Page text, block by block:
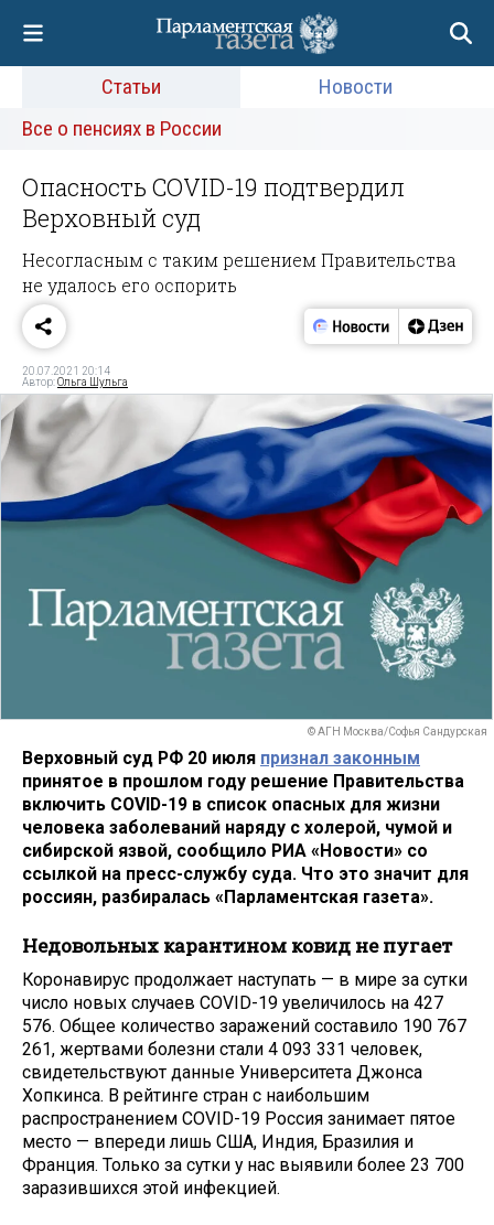
Статьи
Новости
Все о пенсиях в России
Опасность COVID-19 подтвердил
Верховный суд
Несогласным с таким решением Правительства
не удалось его оспорить
20.07.2021 20:14
Автор:Ольга Шульга
© АГН Москва/Софья Сандурская
Верховный суд РФ 20 июля признал законным
принятое в прошлом году решение Правительства
включить COVID-19 в список опасных для жизни
человека заболеваний наряду с холерой, чумой и
сибирской язвой, сообщило РИА «Новости» со
ссылкой на пресс-службу суда. Что это значит для
россиян, разбиралась «Парламентская газета».
Недовольных карантином ковид не пугает
Коронавирус продолжает наступать — в мире за сутки
число новых случаев COVID-19 увеличилось на 427
576. Общее количество заражений составило 190 767
261, жертвами болезни стали 4 093 331 человек,
свидетельствуют данные Университета Джонса
Хопкинса. В рейтинге стран с наибольшим
распространением COVID-19 Россия занимает пятое
место — впереди лишь США, Индия, Бразилия и
Франция. Только за сутки у нас выявили более 23 700
заразившихся этой инфекцией.